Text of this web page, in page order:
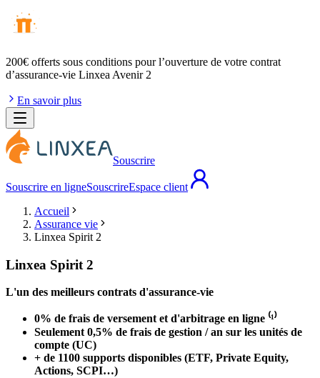
200€ offerts sous conditions pour l’ouverture de votre contrat
d’assurance-vie Linxea Avenir 2
En savoir plus
Souscrire
Souscrire en ligneSouscrireEspace client
Accueil
Assurance vie
Linxea Spirit 2
Linxea Spirit 2
L'un des meilleurs contrats d'assurance-vie
0% de frais de versement et d'arbitrage en ligne ⁽¹⁾
Seulement 0,5% de frais de gestion / an sur les unités de
compte (UC)
+ de 1100 supports disponibles (ETF, Private Equity,
Actions, SCPI…)